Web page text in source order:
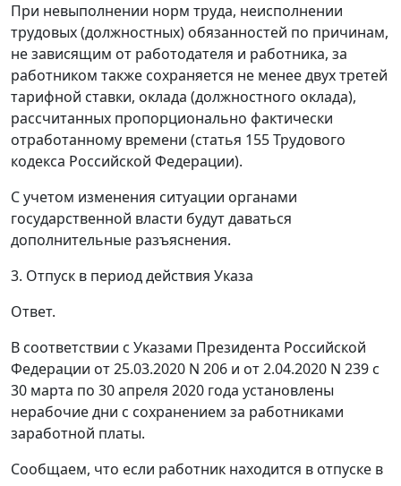
При невыполнении норм труда, неисполнении
трудовых (должностных) обязанностей по причинам,
не зависящим от работодателя и работника, за
работником также сохраняется не менее двух третей
тарифной ставки, оклада (должностного оклада),
рассчитанных пропорционально фактически
отработанному времени (статья 155 Трудового
кодекса Российской Федерации).
С учетом изменения ситуации органами
государственной власти будут даваться
дополнительные разъяснения.
3. Отпуск в период действия Указа
Ответ.
В соответствии с Указами Президента Российской
Федерации от 25.03.2020 N 206 и от 2.04.2020 N 239 с
30 марта по 30 апреля 2020 года установлены
нерабочие дни с сохранением за работниками
заработной платы.
Сообщаем, что если работник находится в отпуске в